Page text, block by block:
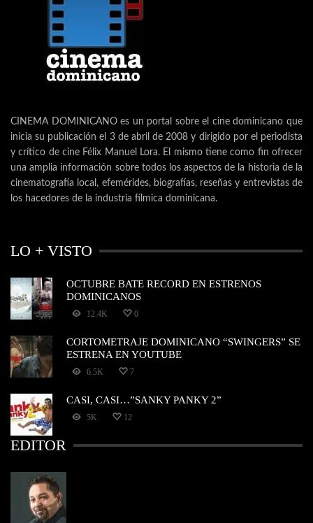
CINEMA DOMINICANO es un portal sobre el cine dominicano que
inicia su publicación el 3 de abril de 2008 y dirigido por el periodista
y crítico de cine Félix Manuel Lora. El mismo tiene como fin ofrecer
una amplia información sobre todos los aspectos de la historia de la
cinematografía local, efemérides, biografías, reseñas y entrevistas de
los hacedores de la industria fílmica dominicana.
LO + VISTO
OCTUBRE BATE RECORD EN ESTRENOS
DOMINICANOS
12.4K 0
CORTOMETRAJE DOMINICANO “SWINGERS” SE
ESTRENA EN YOUTUBE
6.5K 7
CASI, CASI…”SANKY PANKY 2”
5K 12
EDITOR